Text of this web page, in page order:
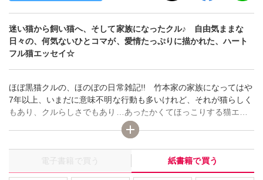
迷い猫から飼い猫へ、そして家族になったクル♪ 自由気ままな
日々の、何気ないひとコマが、愛情たっぷりに描かれた、ハート
フル猫エッセイ☆
ほぼ黒猫クルの、ほのぼの日常雑記!! 竹本家の家族になってはや
7年以上、いまだに意味不明な行動も多いけれど、それが猫らしく
もあり、クルらしさでもあり…あったかくてほっこりする猫エッ
電子書籍で買う 紙書籍で買う